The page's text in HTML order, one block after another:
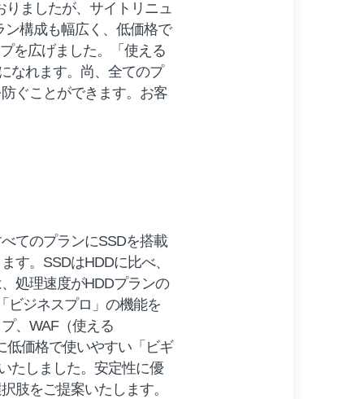
りましたが、サイトリニュ
構成も幅広く、低価格で
を広げました。「使える
なれます。尚、全てのプ
ぐことができます。お客
てのプランにSSDを搭載
す。SSDはHDDに比べ、
処理速度がHDDプランの
ビジネスプロ」の機能を
、WAF（使える
低価格で使いやすい「ビギ
たしました。安定性に優
肢をご提案いたします。